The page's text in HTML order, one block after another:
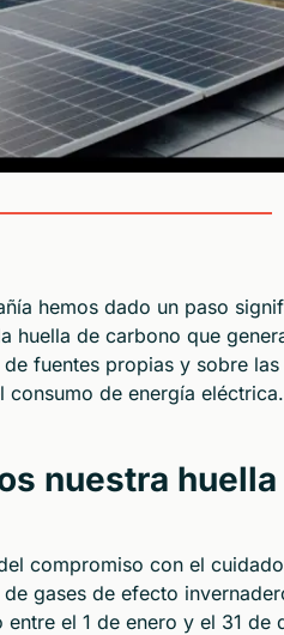
hemos dado un paso
huella de carbono que
fuentes propias y sobre
consumo de energía eléctrica.
nuestra
compromiso con el
gases de efecto
entre el 1 de enero y el 31 de